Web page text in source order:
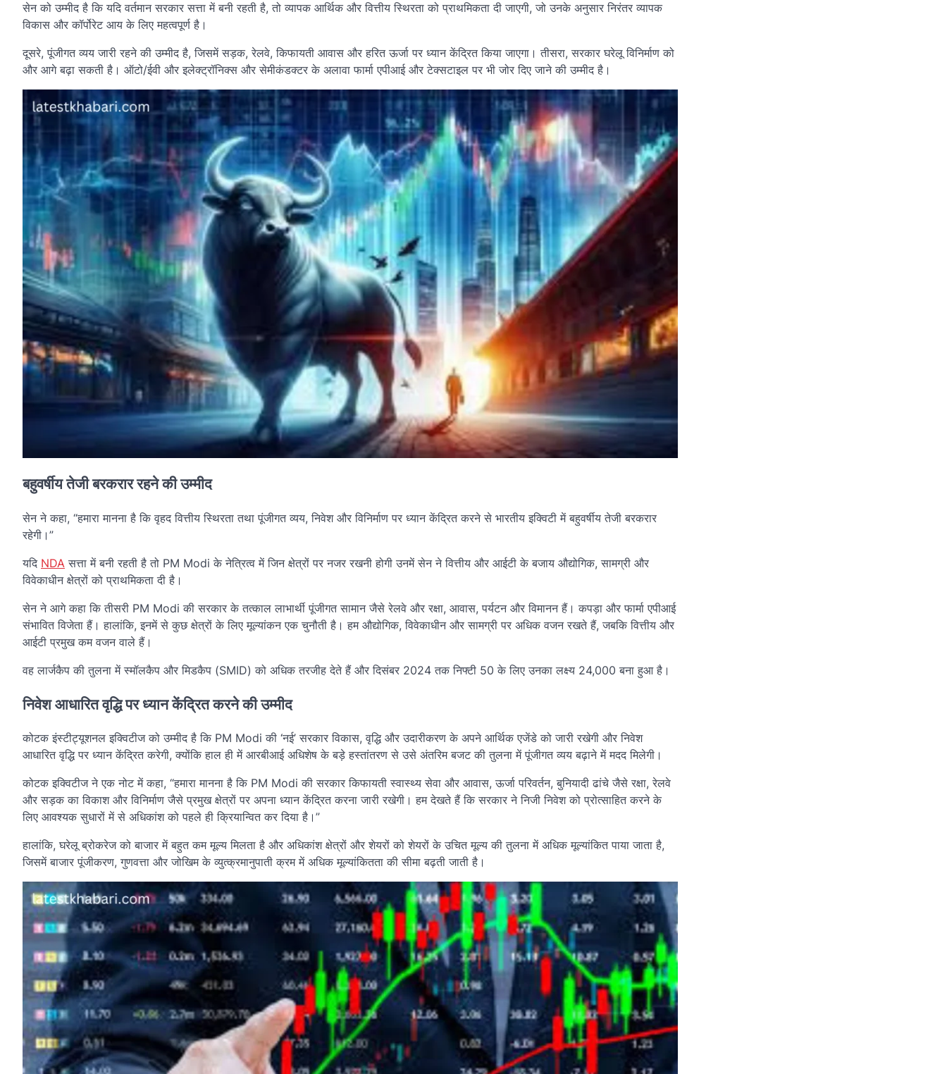
सेन को उम्मीद है कि यदि वर्तमान सरकार सत्ता में बनी रहती है, तो व्यापक आर्थिक और वित्तीय स्थिरता को प्राथमिकता दी जाएगी, जो उनके अनुसार निरंतर व्यापक
विकास और कॉर्पोरेट आय के लिए महत्वपूर्ण है।
दूसरे, पूंजीगत व्यय जारी रहने की उम्मीद है, जिसमें सड़क, रेलवे, किफायती आवास और हरित ऊर्जा पर ध्यान केंद्रित किया जाएगा। तीसरा, सरकार घरेलू विनिर्माण को
और आगे बढ़ा सकती है। ऑटो/ईवी और इलेक्ट्रॉनिक्स और सेमीकंडक्टर के अलावा फार्मा एपीआई और टेक्सटाइल पर भी जोर दिए जाने की उम्मीद है।
बहुवर्षीय तेजी बरकरार रहने की उम्मीद
सेन ने कहा, “हमारा मानना ​​है कि वृहद वित्तीय स्थिरता तथा पूंजीगत व्यय, निवेश और विनिर्माण पर ध्यान केंद्रित करने से भारतीय इक्विटी में बहुवर्षीय तेजी बरकरार
रहेगी।”
यदि NDA सत्ता में बनी रहती है तो PM Modi के नेत्रित्व में जिन क्षेत्रों पर नजर रखनी होगी उनमें सेन ने वित्तीय और आईटी के बजाय औद्योगिक, सामग्री और
विवेकाधीन क्षेत्रों को प्राथमिकता दी है।
सेन ने आगे कहा कि तीसरी PM Modi की सरकार के तत्काल लाभार्थी पूंजीगत सामान जैसे रेलवे और रक्षा, आवास, पर्यटन और विमानन हैं। कपड़ा और फार्मा एपीआई
संभावित विजेता हैं। हालांकि, इनमें से कुछ क्षेत्रों के लिए मूल्यांकन एक चुनौती है। हम औद्योगिक, विवेकाधीन और सामग्री पर अधिक वजन रखते हैं, जबकि वित्तीय और
आईटी प्रमुख कम वजन वाले हैं।
वह लार्जकैप की तुलना में स्मॉलकैप और मिडकैप (SMID) को अधिक तरजीह देते हैं और दिसंबर 2024 तक निफ्टी 50 के लिए उनका लक्ष्य 24,000 बना हुआ है।
निवेश आधारित वृद्धि पर ध्यान केंद्रित करने की उम्मीद
कोटक इंस्टीट्यूशनल इक्विटीज को उम्मीद है कि PM Modi की ‘नई’ सरकार विकास, वृद्धि और उदारीकरण के अपने आर्थिक एजेंडे को जारी रखेगी और निवेश
आधारित वृद्धि पर ध्यान केंद्रित करेगी, क्योंकि हाल ही में आरबीआई अधिशेष के बड़े हस्तांतरण से उसे अंतरिम बजट की तुलना में पूंजीगत व्यय बढ़ाने में मदद मिलेगी।
कोटक इक्विटीज ने एक नोट में कहा, “हमारा मानना ​​है कि PM Modi की सरकार किफायती स्वास्थ्य सेवा और आवास, ऊर्जा परिवर्तन, बुनियादी ढांचे जैसे रक्षा, रेलवे
और सड़क का विकाश और विनिर्माण जैसे प्रमुख क्षेत्रों पर अपना ध्यान केंद्रित करना जारी रखेगी। हम देखते हैं कि सरकार ने निजी निवेश को प्रोत्साहित करने के
लिए आवश्यक सुधारों में से अधिकांश को पहले ही क्रियान्वित कर दिया है।”
हालांकि, घरेलू ब्रोकरेज को बाजार में बहुत कम मूल्य मिलता है और अधिकांश क्षेत्रों और शेयरों को शेयरों के उचित मूल्य की तुलना में अधिक मूल्यांकित पाया जाता है,
जिसमें बाजार पूंजीकरण, गुणवत्ता और जोखिम के व्युत्क्रमानुपाती क्रम में अधिक मूल्यांकितता की सीमा बढ़ती जाती है।